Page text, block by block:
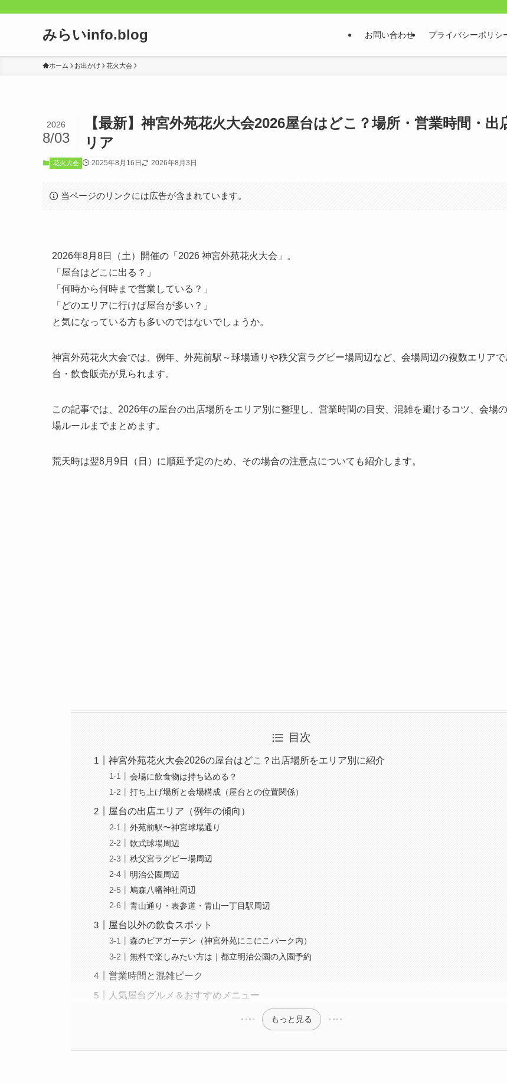
みらいinfo.blog お問い合わせ プライバシーポリシ
ホーム お出かけ 花火大会
【最新】神宮外苑花火大会2026屋台はどこ？場所・営業時間・出
リア
2026
8/03
花火大会 2025年8月16日 2026年8月3日
当ページのリンクには広告が含まれています。
2026年8月8日（土）開催の「2026 神宮外苑花火大会」。
「屋台はどこに出る？」
「何時から何時まで営業している？」
「どのエリアに行けば屋台が多い？」
と気になっている方も多いのではないでしょうか。
神宮外苑花火大会では、例年、外苑前駅～球場通りや秩父宮ラグビー場周辺など、会場周辺の複数エリアで
台・飲食販売が見られます。
この記事では、2026年の屋台の出店場所をエリア別に整理し、営業時間の目安、混雑を避けるコツ、会場
場ルールまでまとめます。
荒天時は翌8月9日（日）に順延予定のため、その場合の注意点についても紹介します。
目次
神宮外苑花火大会2026の屋台はどこ？出店場所をエリア別に紹介
会場に飲食物は持ち込める？
打ち上げ場所と会場構成（屋台との位置関係）
屋台の出店エリア（例年の傾向）
外苑前駅〜神宮球場通り
軟式球場周辺
秩父宮ラグビー場周辺
明治公園周辺
鳩森八幡神社周辺
青山通り・表参道・青山一丁目駅周辺
屋台以外の飲食スポット
森のビアガーデン（神宮外苑にこにこパーク内）
無料で楽しみたい方は｜都立明治公園の入園予約
営業時間と混雑ピーク
人気屋台グルメ＆おすすめメニュー
もっと見る